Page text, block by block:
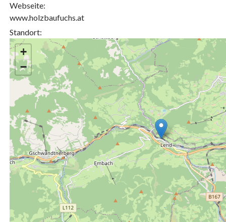
Webseite:
www.holzbaufuchs.at
Standort:
+
−